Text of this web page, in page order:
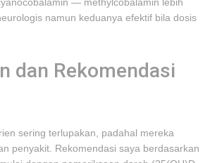
namun keduanya efektif bila dosis
dan Rekomendasi
sering terlupakan, padahal mereka
penyakit. Rekomendasi saya berdasarkan